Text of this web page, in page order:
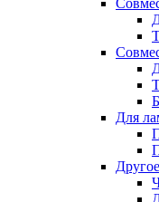
Для
Другое